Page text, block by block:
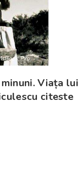
Viața lui
citeste